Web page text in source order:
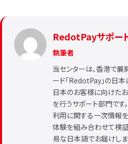
RedotPayサポー
執筆者
当センターは、香港で
ード「RedotPay」の日
日本のお客様に向けたお
を行うサポート部門です
利用に関する一次情報
体験を組み合わせて検
易な日本語でお届けしま